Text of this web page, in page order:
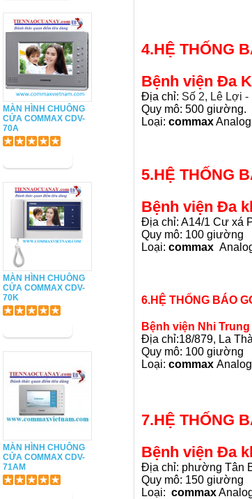
MÀN HÌNH CHUÔNG
CỬA COMMAX CDV-
70A
MÀN HÌNH CHUÔNG
CỬA COMMAX CDV-
70K
MÀN HÌNH CHUÔNG
CỬA COMMAX CDV-
71AM
4.HỆ THỐNG
Bệnh viện Đa
Địa chỉ: Số 2, Lê Lợi
Quy mô: 500 giường.
Loại: commax
5.HỆ THỐNG
Bệnh viện Đa
Địa chỉ: A14/1 Cư xá
Quy mô: 100 giường
Loại: commax
6.HỆ THỐNG BÁO
Bệnh viện Nhi
Địa chỉ:18/879, La
Quy mô: 100 giường
Loại: commax
7.HỆ THỐNG
Bệnh viện Đa
Địa chỉ: phường Tân
Quy mô: 150 giường
Loại: commax